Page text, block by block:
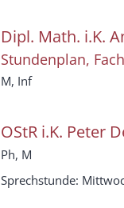
Dipl. Math. i.K.
Stundenplan,
M, Inf
OStR i.K. Peter
Ph, M
Sprechstunde: